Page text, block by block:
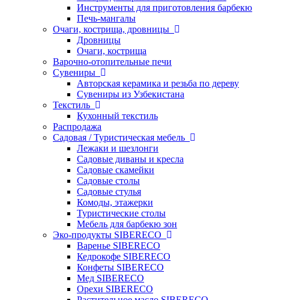
Инструменты для приготовления барбекю
Печь-мангалы
Очаги, кострища, дровницы
Дровницы
Очаги, кострища
Варочно-отопительные печи
Сувениры
Авторская керамика и резьба по дереву
Сувениры из Узбекистана
Текстиль
Кухонный текстиль
Распродажа
Садовая / Туристическая мебель
Лежаки и шезлонги
Садовые диваны и кресла
Садовые скамейки
Садовые столы
Садовые стулья
Комоды, этажерки
Туристические столы
Мебель для барбекю зон
Эко-продукты SIBERECO
Варенье SIBERECO
Кедрокофе SIBERECO
Конфеты SIBERECO
Мед SIBERECO
Орехи SIBERECO